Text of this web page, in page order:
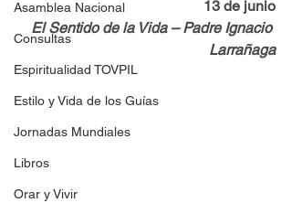
Asamblea Nacional
Consultas
Espiritualidad TOVPIL
Estilo y Vida de los Guías
Jornadas Mundiales
Libros
Orar y Vivir
13 de junio
El Sentido de la Vida – Padre Ignacio
Larrañaga